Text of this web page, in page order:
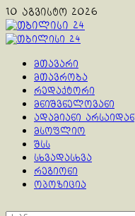
Skip
to
content
10 აგვისტო 2026
Primary
მთავარი
მთავრობა
რედაქტორი
მნიშვნელოვანი
ადამიანი არსაიდან
მსოფლიო
შსს
სხვადასხვა
რეგიონი
ოპოზიცია
ძებნა: